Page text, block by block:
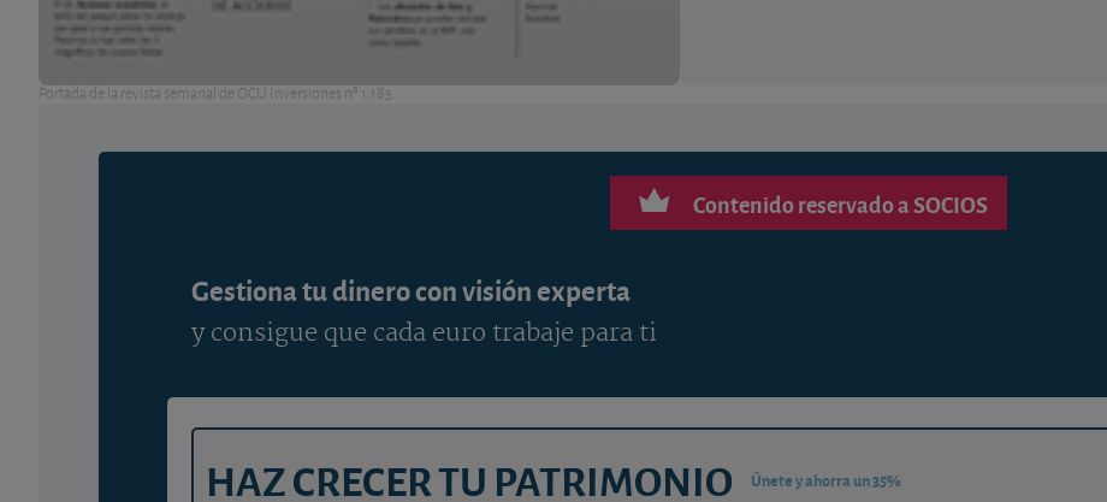
Portada de la revista semanal de OCU Inversiones nº 1.183.
Contenido reservado a SOCIOS
Gestiona tu dinero con visión experta
y consigue que cada euro trabaje para ti
HAZ CRECER TU PATRIMONIO Únete y ahorra un 35%